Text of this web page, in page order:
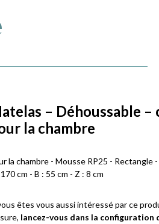
– Déhoussable –
la chambre
la chambre - Mousse RP25 - Rectangle
cm - B : 55 cm - Z : 8 cm
êtes vous aussi intéressé par ce
lancez-vous dans la